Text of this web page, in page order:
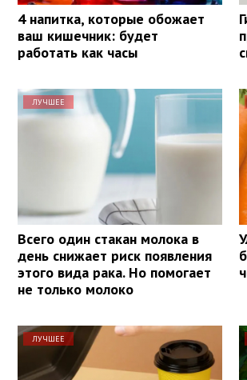
4 напитка, которые обожает
ваш кишечник: будет
работать как часы
ЛУЧШЕЕ
Всего один стакан молока в
день снижает риск появления
этого вида рака. Но помогает
не только молоко
ЛУЧШЕЕ